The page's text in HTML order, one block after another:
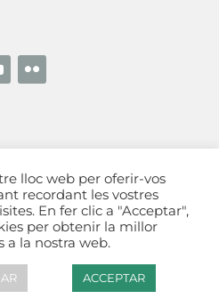
(UEA)
– Igualada(Barcelona)
de cookies [Configurar]
Fet a Igualada per Aladetres
lloc web per oferir-vos
recordant les vostres
En fer clic a "Acceptar",
per obtenir la millor
a la nostra web.
ACCEPTAR